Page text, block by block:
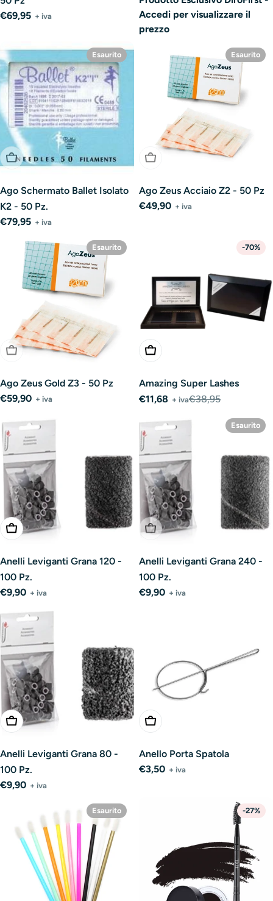
Prezzo
€69,95 + iva
Accedi per visualizzare il
prezzo
Esaurito
Esaurito
Ago Schermato Ballet Isolato
K2 - 50 Pz.
Prezzo
€79,95 + iva
Esaurito
Esaurito
Ago Zeus Acciaio Z2 - 50 Pz
Prezzo
€49,90 + iva
Esaurito
Esaurito
Ago Zeus Gold Z3 - 50 Pz
Prezzo
€59,90 + iva
-70%
Aggiungi Al Carrello
Amazing Super Lashes
Prezzo
vendita
€11,68 + iva
Prezzo
€38,95
Aggiungi Al Carrello
Anelli Leviganti Grana 120 -
100 Pz.
Prezzo
€9,90 + iva
Esaurito
Esaurito
Anelli Leviganti Grana 240 -
100 Pz.
Prezzo
€9,90 + iva
Aggiungi Al Carrello
Anelli Leviganti Grana 80 -
100 Pz.
Prezzo
€9,90 + iva
Aggiungi Al Carrello
Anello Porta Spatola
Prezzo
€3,50 + iva
Esaurito -27%